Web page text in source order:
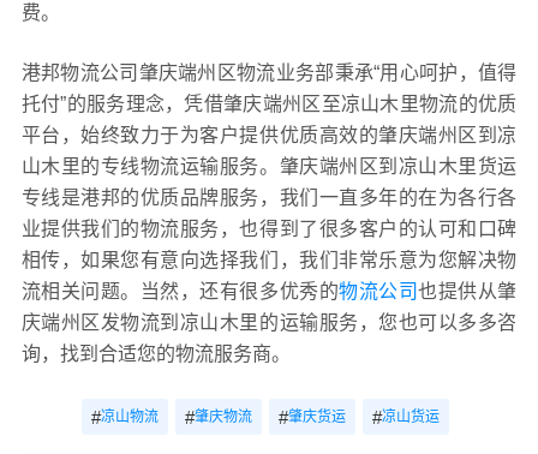
费。
港邦物流公司肇庆端州区物流业务部秉承“用心呵护，值得
托付”的服务理念，凭借肇庆端州区至凉山木里物流的优质
平台，始终致力于为客户提供优质高效的肇庆端州区到凉
山木里的专线物流运输服务。肇庆端州区到凉山木里货运
专线是港邦的优质品牌服务，我们一直多年的在为各行各
业提供我们的物流服务，也得到了很多客户的认可和口碑
相传，如果您有意向选择我们，我们非常乐意为您解决物
流相关问题。当然，还有很多优秀的物流公司也提供从肇
庆端州区发物流到凉山木里的运输服务，您也可以多多咨
询，找到合适您的物流服务商。
#凉山物流 #肇庆物流 #肇庆货运 #凉山货运